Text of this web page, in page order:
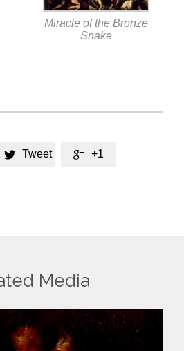
Miracle of the Bronze
Snake
 Tweet  +1
Media